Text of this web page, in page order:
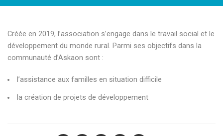
Créée en 2019, l’association s’engage dans le travail social et le
développement du monde rural. Parmi ses objectifs dans la
communauté d’Askaon sont :
l’assistance aux familles en situation difficile
la création de projets de développement